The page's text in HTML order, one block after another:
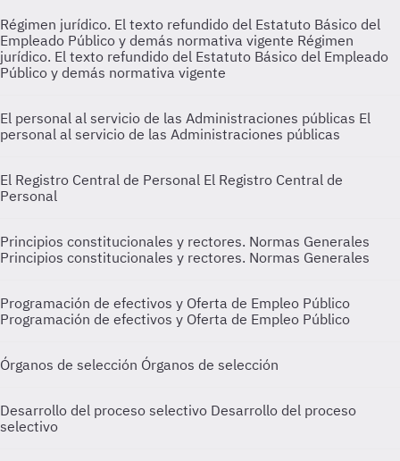
Régimen jurídico. El texto refundido del Estatuto Básico del
Empleado Público y demás normativa vigente Régimen
jurídico. El texto refundido del Estatuto Básico del Empleado
Público y demás normativa vigente
El personal al servicio de las Administraciones públicas El
personal al servicio de las Administraciones públicas
El Registro Central de Personal El Registro Central de
Personal
Principios constitucionales y rectores. Normas Generales
Principios constitucionales y rectores. Normas Generales
Programación de efectivos y Oferta de Empleo Público
Programación de efectivos y Oferta de Empleo Público
Órganos de selección Órganos de selección
Desarrollo del proceso selectivo Desarrollo del proceso
selectivo